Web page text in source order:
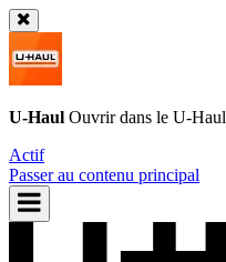
U-Haul Ouvrir dans le U-Haul
Actif
Passer au contenu principal